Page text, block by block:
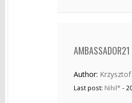
AMBASSADOR21
Author:
Last post: Nihil* -